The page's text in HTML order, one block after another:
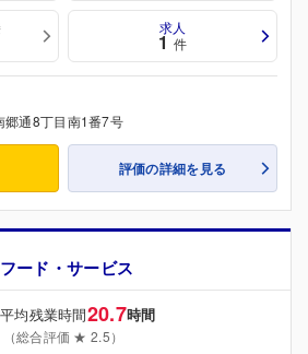
求人
1 件
郷通8丁目南1番7号
評価の詳細を見る
ード・サービス
均残業時間20.7時間
（総合評価 ★ 2.5）